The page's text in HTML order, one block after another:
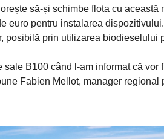
să-și schimbe flota cu această
euro pentru instalarea
posibilă prin utilizarea biodieselului
B100 când l-am informat că vor
Fabien Mellot, manager regional